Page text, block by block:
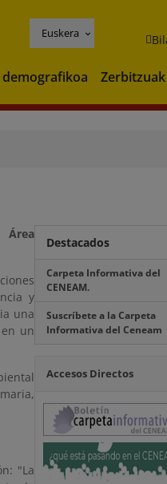
Euskera
Zerbitzuak
Área
y
una
un
"La
Destacados
Carpeta Informativa del
CENEAM.
Suscríbete a la Carpeta
Informativa del Ceneam
Accesos Directos